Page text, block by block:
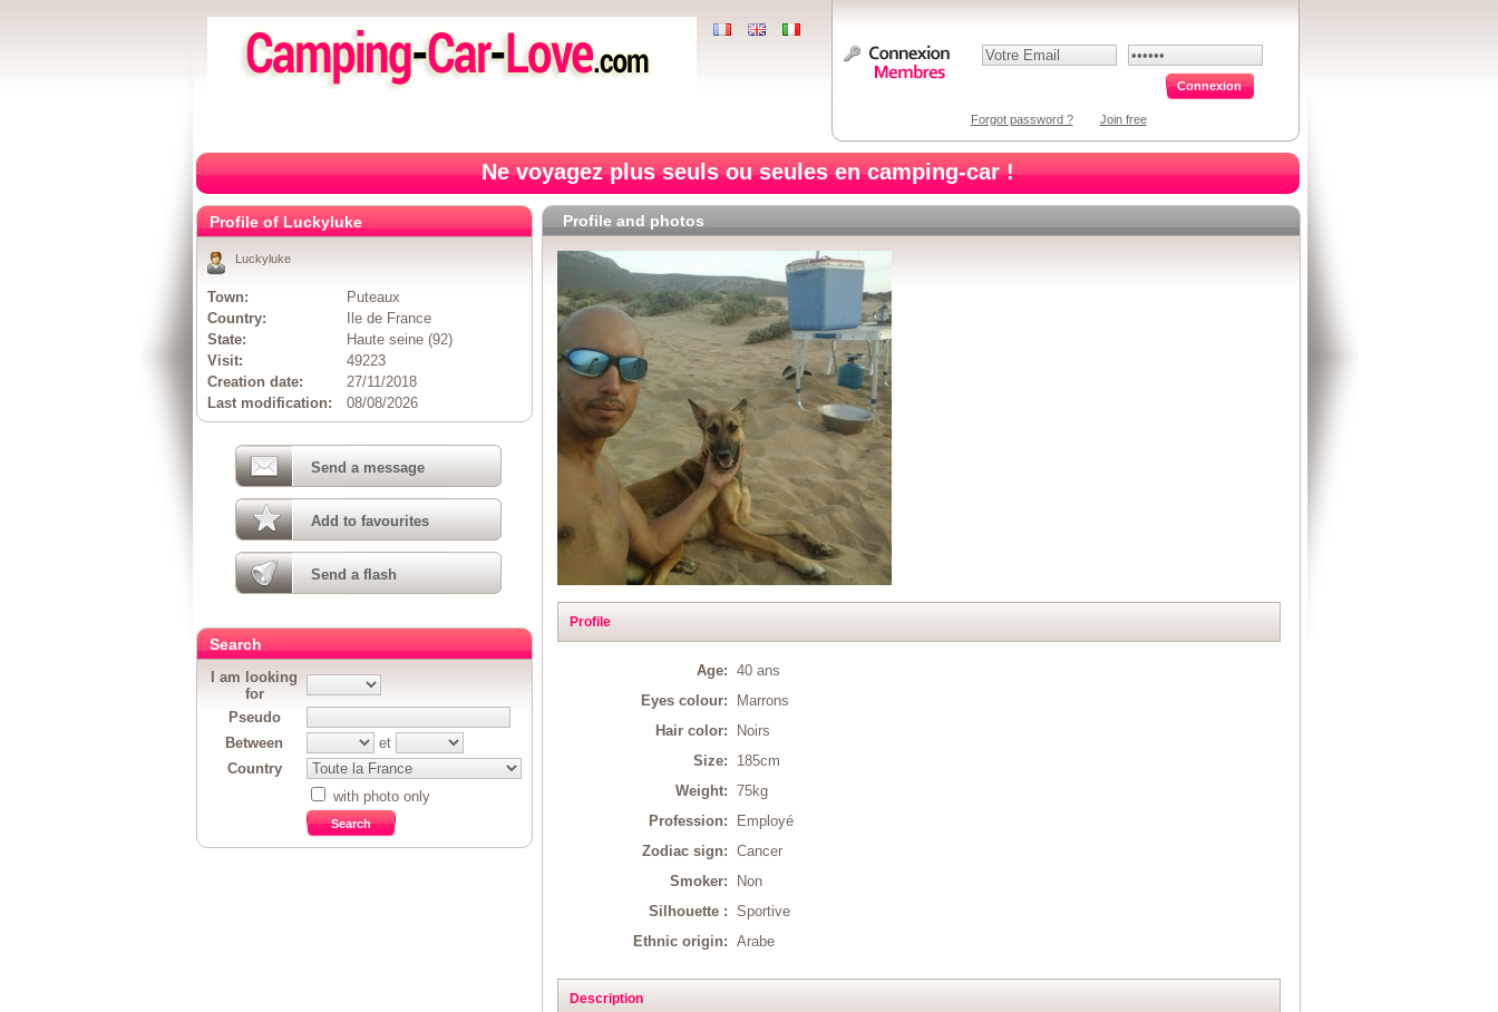
Forgot password ? Join free
Ne voyagez plus seuls ou seules en camping-car !
Profile and photos
Profile
Age:
40 ans
Eyes colour:
Marrons
Hair color:
Noirs
Size:
185cm
Weight:
75kg
Profession:
Employé
Zodiac sign:
Cancer
Smoker:
Non
Silhouette :
Sportive
Ethnic origin:
Arabe
Description
Profile of Luckyluke
Luckyluke
Town:
Puteaux
Country:
Ile de France
State:
Haute seine (92)
Visit:
49223
Creation date:
27/11/2018
Last modification:
08/08/2026
Send a message
Add to favourites
Send a flash
Search
I am looking
for
Pseudo
Between
et
Country
with photo only